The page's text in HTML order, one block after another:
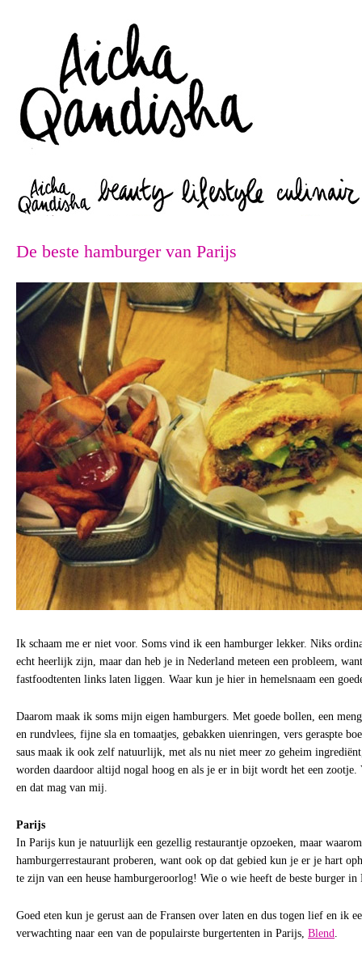
De beste hamburger van Parijs
Ik schaam me er niet voor. Soms vind ik een hamburger lekker. Niks
echt heerlijk zijn, maar dan heb je in Nederland meteen een probleem,
fastfoodtenten links laten liggen. Waar kun je hier in hemelsnaam een
Daarom maak ik soms mijn eigen hamburgers. Met goede bollen, een
en rundvlees, fijne sla en tomaatjes, gebakken uienringen, vers geraspte
saus maak ik ook zelf natuurlijk, met als nu niet meer zo geheim
worden daardoor altijd nogal hoog en als je er in bijt wordt het een zootje.
en dat mag van mij.
Parijs
In Parijs kun je natuurlijk een gezellig restaurantje opzoeken, maar waarom
hamburgerrestaurant proberen, want ook op dat gebied kun je er je hart
te zijn van een heuse hamburgeroorlog! Wie o wie heeft de beste burger in
Goed eten kun je gerust aan de Fransen over laten en dus togen lief en ik
verwachting naar een van de populairste burgertenten in Parijs, Blend.